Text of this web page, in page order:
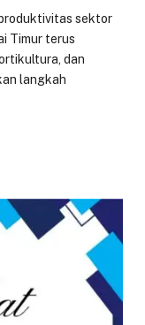
sektor
Timur terus
dan
langkah